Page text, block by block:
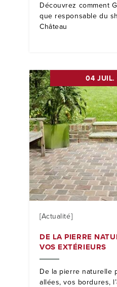
Découvrez comment
que responsable du
Château
04
[Actualité]
DE LA PIERRE
VOS EXTÉRIEURS
De la pierre naturelle
allées, vos bordures,